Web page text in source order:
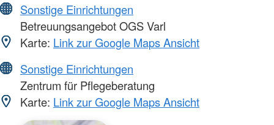
Sonstige Einrichtungen
Betreuungsangebot OGS Varl
Karte: Link zur Google Maps Ansicht
Sonstige Einrichtungen
Zentrum für Pflegeberatung
Karte: Link zur Google Maps Ansicht